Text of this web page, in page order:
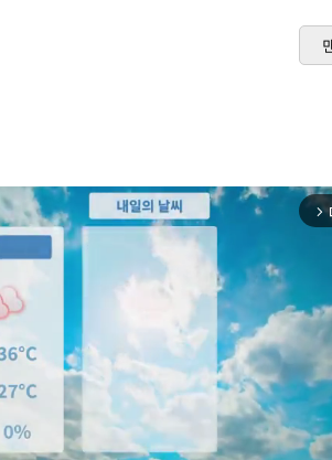
arrow_forward_ios